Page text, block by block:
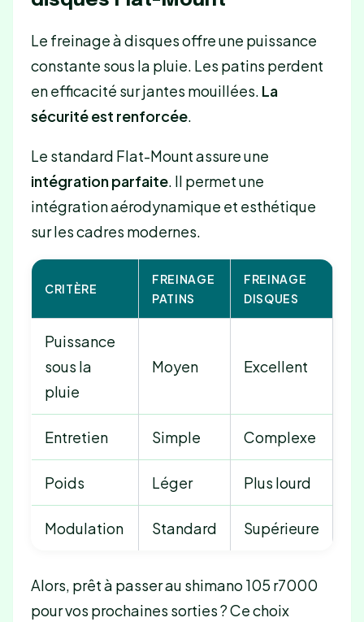
Le freinage à disques offre une puissance
constante sous la pluie. Les patins perdent
en efficacité sur jantes mouillées. La
sécurité est renforcée.
Le standard Flat-Mount assure une
intégration parfaite. Il permet une
intégration aérodynamique et esthétique
sur les cadres modernes.
CRITÈRE
FREINAGE
PATINS
FREINAGE
DISQUES
Puissance
sous la
pluie
Moyen Excellent
Entretien Simple Complexe
Poids Léger Plus lourd
Modulation Standard Supérieure
Alors, prêt à passer au shimano 105 r7000
pour vos prochaines sorties ? Ce choix